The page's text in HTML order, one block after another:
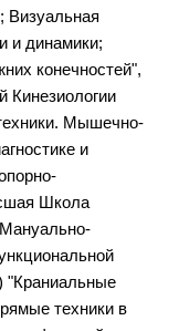
Визуальная
и динамики;
конечностей",
Кинезиологии
Мышечно-
и
Школа
"Краниальные
техники в